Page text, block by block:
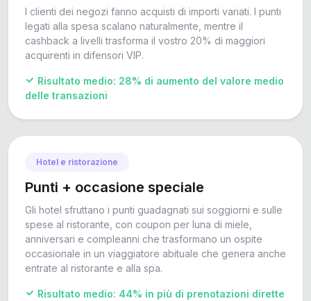
I clienti dei negozi fanno acquisti di importi variati. I punti
legati alla spesa scalano naturalmente, mentre il
cashback a livelli trasforma il vostro 20% di maggiori
acquirenti in difensori VIP.
Risultato medio: 28% di aumento del valore medio
delle transazioni
Hotel e ristorazione
Punti + occasione speciale
Gli hotel sfruttano i punti guadagnati sui soggiorni e sulle
spese al ristorante, con coupon per luna di miele,
anniversari e compleanni che trasformano un ospite
occasionale in un viaggiatore abituale che genera anche
entrate al ristorante e alla spa.
Risultato medio: 44% in più di prenotazioni dirette